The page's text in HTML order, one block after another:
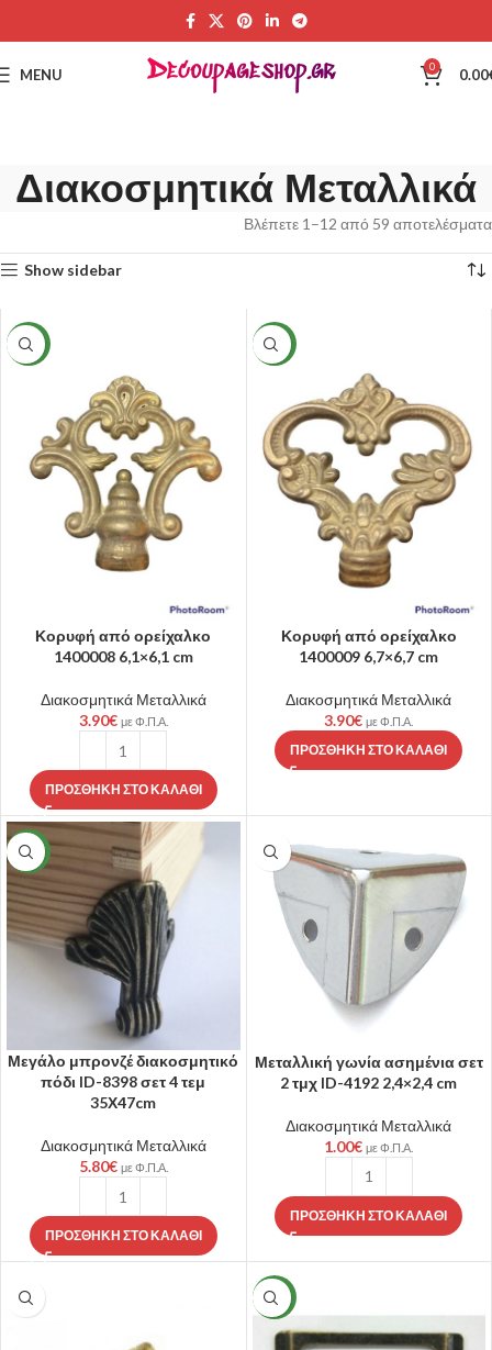
MENU 0 0.00
Διακοσμητικά Μεταλλικά
Βλέπετε 1–12 από 59 αποτελέσματα
Show sidebar
NEW
Κορυφή από ορείχαλκο
1400008 6,1×6,1 cm
Διακοσμητικά Μεταλλικά
3.90€ με Φ.Π.Α.
ΠΡΟΣΘΉΚΗ ΣΤΟ ΚΑΛΆΘΙ
NEW
Κορυφή από ορείχαλκο
1400009 6,7×6,7 cm
Διακοσμητικά Μεταλλικά
3.90€ με Φ.Π.Α.
ΠΡΟΣΘΉΚΗ ΣΤΟ ΚΑΛΆΘΙ
NEW
Μεγάλο μπρονζέ διακοσμητικό
πόδι ID-8398 σετ 4 τεμ
35Χ47cm
Διακοσμητικά Μεταλλικά
5.80€ με Φ.Π.Α.
ΠΡΟΣΘΉΚΗ ΣΤΟ ΚΑΛΆΘΙ
Μεταλλική γωνία ασημένια σετ
2 τμχ ID-4192 2,4×2,4 cm
Διακοσμητικά Μεταλλικά
1.00€ με Φ.Π.Α.
ΠΡΟΣΘΉΚΗ ΣΤΟ ΚΑΛΆΘΙ
NEW